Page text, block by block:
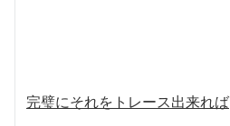
完璧にそれをトレース出来れば